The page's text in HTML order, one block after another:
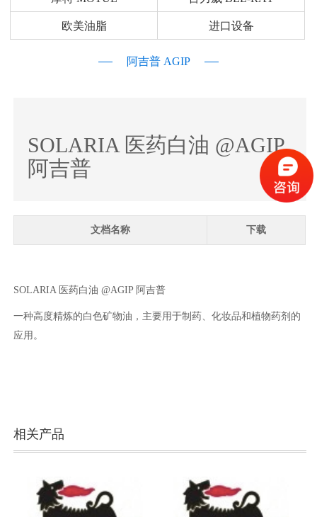
欧美油脂 进口设备
阿吉普 AGIP
SOLARIA 医药白油 @AGIP
阿吉普
文档名称 下载
SOLARIA 医药白油 @AGIP 阿吉普
一种高度精炼的白色矿物油，主要用于制药、化妆品和植物药剂的
应用。
相关产品